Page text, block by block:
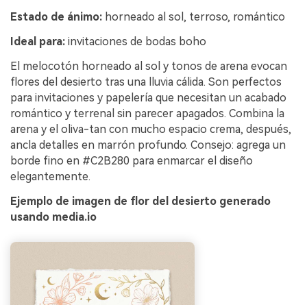
Estado de ánimo: horneado al sol, terroso, romántico
Ideal para: invitaciones de bodas boho
El melocotón horneado al sol y tonos de arena evocan
flores del desierto tras una lluvia cálida. Son perfectos
para invitaciones y papelería que necesitan un acabado
romántico y terrenal sin parecer apagados. Combina la
arena y el oliva-tan con mucho espacio crema, después,
ancla detalles en marrón profundo. Consejo: agrega un
borde fino en #C2B280 para enmarcar el diseño
elegantemente.
Ejemplo de imagen de flor del desierto generado
usando media.io